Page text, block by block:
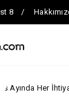
8
İhtiyaca Uygun